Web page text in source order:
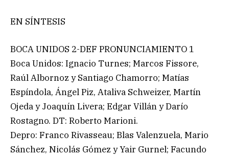
EN SÍNTESIS
BOCA UNIDOS 2-DEF PRONUNCIAMIENTO 1
Boca Unidos: Ignacio Turnes; Marcos Fissore,
Raúl Albornoz y Santiago Chamorro; Matías
Espíndola, Ángel Piz, Ataliva Schweizer, Martín
Ojeda y Joaquín Livera; Edgar Villán y Darío
Rostagno. DT: Roberto Marioni.
Depro: Franco Rivasseau; Blas Valenzuela, Mario
Sánchez, Nicolás Gómez y Yair Gurnel; Facundo